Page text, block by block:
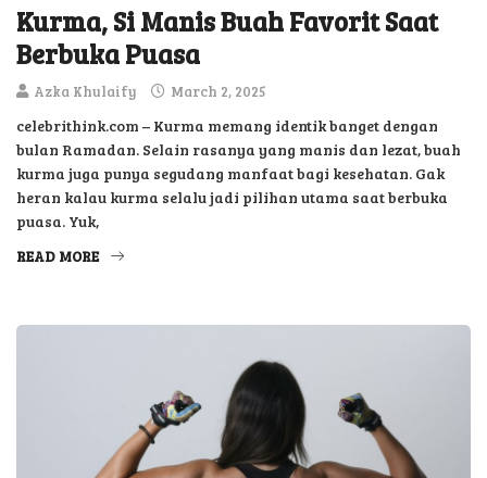
Kurma, Si Manis Buah Favorit Saat
Berbuka Puasa
Azka Khulaify March 2, 2025
celebrithink.com – Kurma memang identik banget dengan
bulan Ramadan. Selain rasanya yang manis dan lezat, buah
kurma juga punya segudang manfaat bagi kesehatan. Gak
heran kalau kurma selalu jadi pilihan utama saat berbuka
puasa. Yuk,
READ MORE